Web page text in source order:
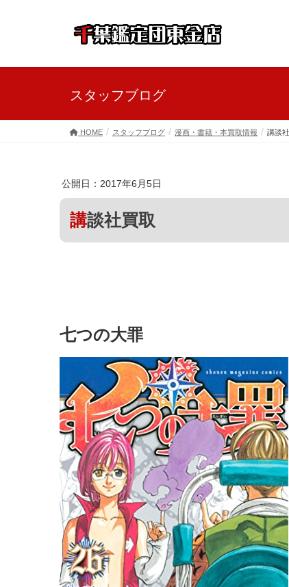
スタッフブログ
HOME スタッフブログ 漫画・書籍・本買取情報 講談
公開日：2017年6月5日
講談社買取
七つの大罪